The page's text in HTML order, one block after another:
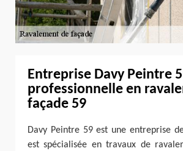
Entreprise Davy Peintre
professionnelle en
façade 59
Davy Peintre 59 est une entreprise
est spécialisée en travaux de